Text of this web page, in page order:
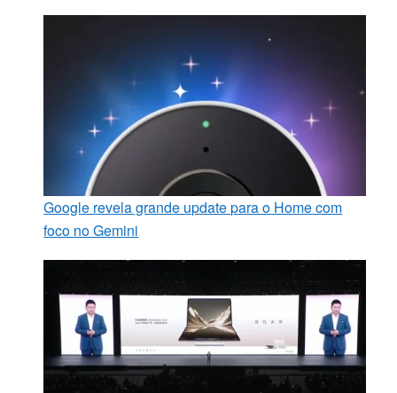
Google revela grande update para o Home com
foco no Gemini